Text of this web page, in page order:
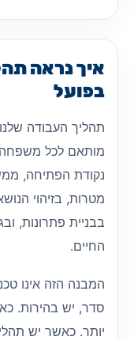
איך נראה
בפועל
תהליך העבודה
מותאם לכל
נקודת הפתיחה,
מטרות, בזיהוי
בבניית פתרונות,
החיים.
המבנה הזה אינו
סדר, יש בהירות.
יותר. כאשר יש